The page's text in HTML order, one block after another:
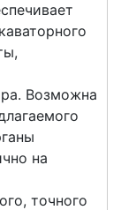
Возможна
на
точного